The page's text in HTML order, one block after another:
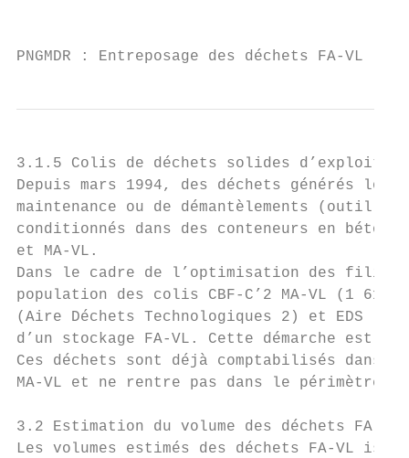
PNGMDR : Entreposage des déchets FA-
3.1.5 Colis de déchets solides
Depuis mars 1994, des déchets générés
maintenance ou de démantèlements
conditionnés dans des conteneurs en
et MA-VL.
Dans le cadre de l’optimisation des
population des colis CBF-C’2 MA-VL (1
(Aire Déchets Technologiques 2) et EDS
d’un stockage FA-VL. Cette démarche est
Ces déchets sont déjà comptabilisés dans
MA-VL et ne rentre pas dans le périmètre
3.2 Estimation du volume des déchets FA-
Les volumes estimés des déchets FA-VL